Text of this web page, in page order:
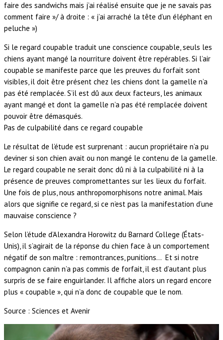
faire des sandwichs mais j’ai réalisé ensuite que je ne savais pas
comment faire »/ à droite : « j’ai arraché la tête d’un éléphant en
peluche »)
Si le regard coupable traduit une conscience coupable, seuls les
chiens ayant mangé la nourriture doivent être repérables. Si l’air
coupable se manifeste parce que les preuves du forfait sont
visibles, il doit être présent chez les chiens dont la gamelle n’a
pas été remplacée. S’il est dû aux deux facteurs, les animaux
ayant mangé et dont la gamelle n’a pas été remplacée doivent
pouvoir être démasqués.
Pas de culpabilité dans ce regard coupable
Le résultat de l’étude est surprenant : aucun propriétaire n’a pu
deviner si son chien avait ou non mangé le contenu de la gamelle.
Le regard coupable ne serait donc dû ni à la culpabilité ni à la
présence de preuves compromettantes sur les lieux du forfait.
Une fois de plus, nous anthropomorphisons notre animal. Mais
alors que signifie ce regard, si ce n’est pas la manifestation d’une
mauvaise conscience ?
Selon l’étude d’Alexandra Horowitz du Barnard College (États-
Unis), il s’agirait de la réponse du chien face à un comportement
négatif de son maître : remontrances, punitions… Et si notre
compagnon canin n’a pas commis de forfait, il est d’autant plus
surpris de se faire enguirlander. Il affiche alors un regard encore
plus « coupable », qui n’a donc de coupable que le nom.
Source : Sciences et Avenir